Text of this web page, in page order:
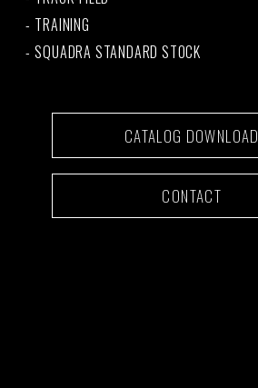
TRAINING
SQUADRA STANDARD STOCK
CATALOG DOWNLOAD
CONTACT